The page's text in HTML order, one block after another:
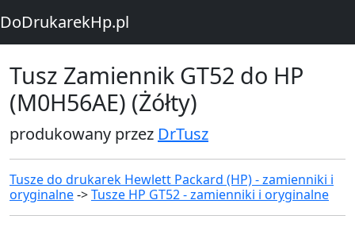
DoDrukarekHp.pl
Tusz Zamiennik GT52 do HP
(M0H56AE) (Żółty)
produkowany przez DrTusz
Tusze do drukarek Hewlett Packard (HP) - zamienniki i
oryginalne->Tusze HP GT52 - zamienniki i oryginalne